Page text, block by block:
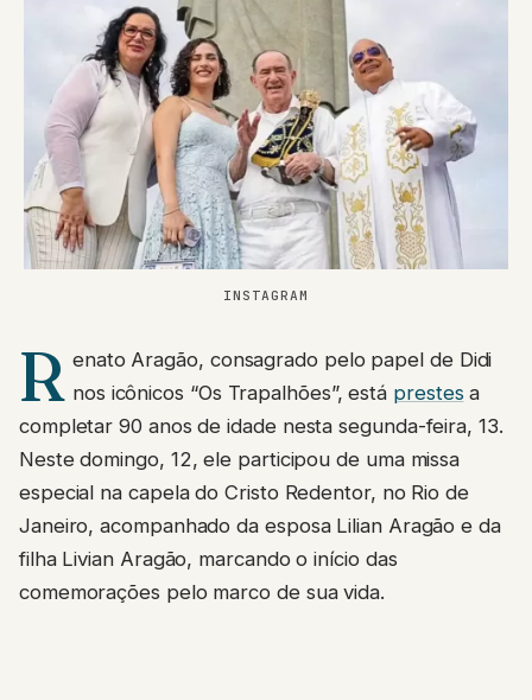
INSTAGRAM
R enato Aragão, consagrado pelo papel de Didi
nos icônicos “Os Trapalhões”, está prestesa
completar 90 anos de idade nesta segunda-feira, 13.
Neste domingo, 12, ele participou de uma missa
especial na capela do Cristo Redentor, no Rio de
Janeiro, acompanhado da esposa Lilian Aragão e da
filha Livian Aragão, marcando o início das
comemorações pelo marco de sua vida.